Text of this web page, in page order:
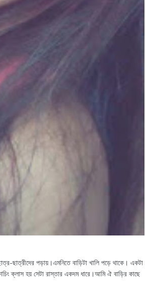
ছাত্রীদের পড়ায়।এমনিতে বাড়িটা খালি পড়ে থাকে। একটা
ক্লাস হয় সেটা রাস্তার একদম ধারে।আমি ঐ বাড়ির কাছে